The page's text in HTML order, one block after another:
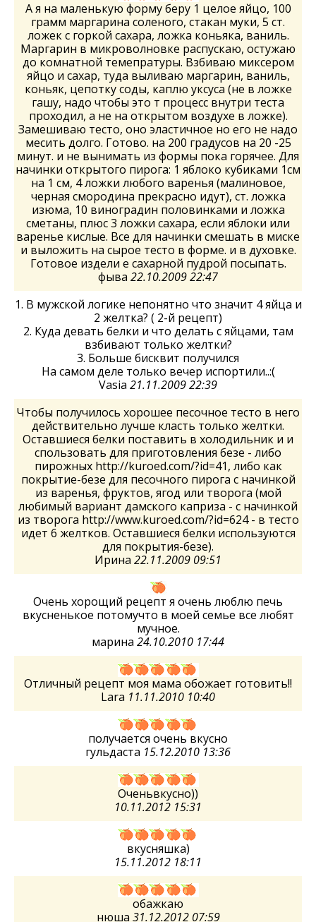
А я на маленькую форму беру 1 целое яйцо, 100
грамм маргарина соленого, стакан муки, 5 ст.
ложек с горкой сахара, ложка коньяка, ваниль.
Маргарин в микроволновке распускаю, остужаю
до комнатной темепратуры. Взбиваю миксером
яйцо и сахар, туда выливаю маргарин, ваниль,
коньяк, цепотку соды, каплю уксуса (не в ложке
гашу, надо чтобы это т процесс внутри теста
проходил, а не на открытом воздухе в ложке).
Замешиваю тесто, оно эластичное но его не надо
месить долго. Готово. на 200 градусов на 20 -25
минут. и не вынимать из формы пока горячее. Для
начинки открытого пирога: 1 яблоко кубиками 1см
на 1 см, 4 ложки любого варенья (малиновое,
черная смородина прекрасно идут), ст. ложка
изюма, 10 виноградин половинками и ложка
сметаны, плюс 3 ложки сахара, если яблоки или
варенье кислые. Все для начинки смешать в миске
и выложить на сырое тесто в форме. и в духовке.
Готовое издели е сахарной пудрой посыпать.
фыва 22.10.2009 22:47
1. В мужской логике непонятно что значит 4 яйца и
2 желтка? ( 2-й рецепт)
2. Куда девать белки и что делать с яйцами, там
взбивают только желтки?
3. Больше бисквит получился
На самом деле только вечер испортили..:(
Vasia 21.11.2009 22:39
Чтобы получилось хорошее песочное тесто в него
действительно лучше класть только желтки.
Оставшиеся белки поставить в холодильник и и
спользовать для приготовления безе - либо
пирожных http://kuroed.com/?id=41, либо как
покрытие-безе для песочного пирога с начинкой
из варенья, фруктов, ягод или творога (мой
любимый вариант дамского каприза - с начинкой
из творога http://www.kuroed.com/?id=624 - в тесто
идет 6 желтков. Оставшиеся белки используются
для покрытия-безе).
Ирина 22.11.2009 09:51
Очень хорощий рецепт я очень люблю печь
вкусненькое потомучто в моей семье все любят
мучное.
марина 24.10.2010 17:44
Отличный рецепт моя мама обожает готовить!!
Lara 11.11.2010 10:40
получается очень вкусно
гульдаста 15.12.2010 13:36
Оченьвкусно))
10.11.2012 15:31
вкусняшка)
15.11.2012 18:11
обажкаю
нюша 31.12.2012 07:59